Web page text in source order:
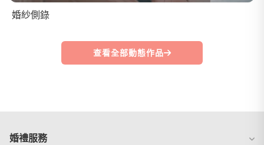
婚紗側錄
查看全部動態作品
婚禮服務